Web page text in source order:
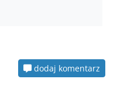
dodaj komentarz